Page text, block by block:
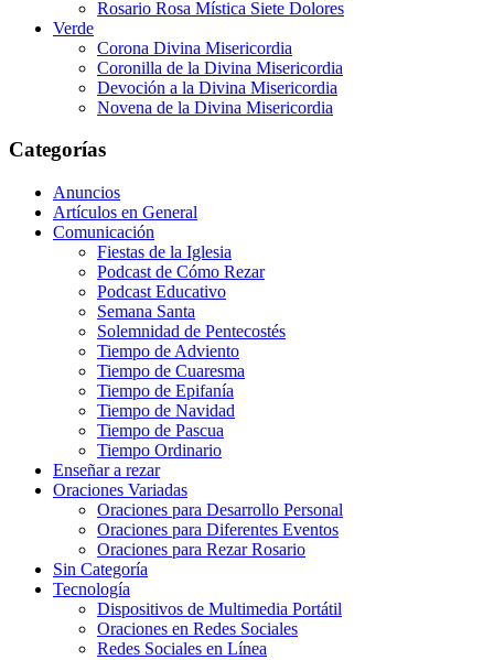
Rosario Rosa Mística Siete Dolores
Verde
Corona Divina Misericordia
Coronilla de la Divina Misericordia
Devoción a la Divina Misericordia
Novena de la Divina Misericordia
Categorías
Anuncios
Artículos en General
Comunicación
Fiestas de la Iglesia
Podcast de Cómo Rezar
Podcast Educativo
Semana Santa
Solemnidad de Pentecostés
Tiempo de Adviento
Tiempo de Cuaresma
Tiempo de Epifanía
Tiempo de Navidad
Tiempo de Pascua
Tiempo Ordinario
Enseñar a rezar
Oraciones Variadas
Oraciones para Desarrollo Personal
Oraciones para Diferentes Eventos
Oraciones para Rezar Rosario
Sin Categoría
Tecnología
Dispositivos de Multimedia Portátil
Oraciones en Redes Sociales
Redes Sociales en Línea